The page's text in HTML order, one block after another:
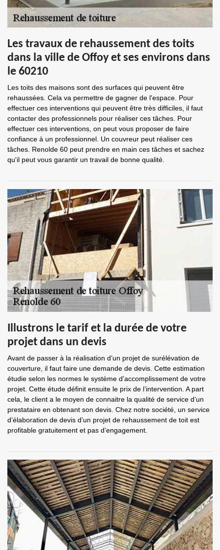
Les travaux de rehaussement des toits
dans la ville de Offoy et ses environs dans
le 60210
Les toits des maisons sont des surfaces qui peuvent être
rehaussées. Cela va permettre de gagner de l'espace. Pour
effectuer ces interventions qui peuvent être très difficiles, il faut
contacter des professionnels pour réaliser ces tâches. Pour
effectuer ces interventions, on peut vous proposer de faire
confiance à un professionnel. Un couvreur peut réaliser ces
tâches. Renolde 60 peut prendre en main ces tâches et sachez
qu'il peut vous garantir un travail de bonne qualité.
Illustrons le tarif et la durée de votre
projet dans un devis
Avant de passer à la réalisation d’un projet de surélévation de
couverture, il faut faire une demande de devis. Cette estimation
étudie selon les normes le système d’accomplissement de votre
projet. Cette étude définit ensuite le prix de l’intervention. A part
cela, le client a le moyen de connaitre la qualité de service d’un
prestataire en obtenant son devis. Chez notre société, un service
d’élaboration de devis d’un projet de rehaussement de toit est
profitable gratuitement et pas d’engagement.